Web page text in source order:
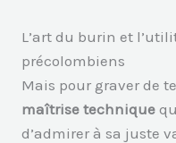
L’art du burin et
précolombiens
Mais pour graver de
maîtrise technique
d’admirer à sa juste